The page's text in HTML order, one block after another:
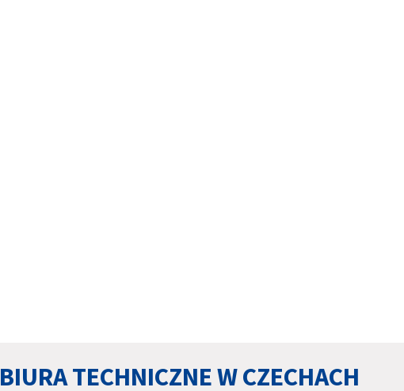
BIURA TECHNICZNE W CZECHACH